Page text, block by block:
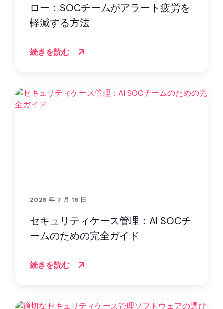
ロー：SOCチームがアラート疲労を
軽減する方法
続きを読む
2026 年 7 月 16 日
セキュリティケース管理：AI SOCチ
ームのための完全ガイド
続きを読む